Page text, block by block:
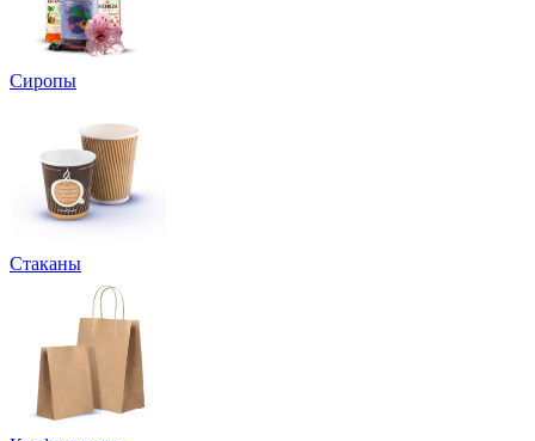
Сиропы
Стаканы